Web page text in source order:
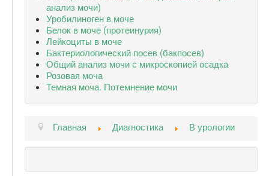
анализ мочи)
Уробилиноген в моче
Белок в моче (протеинурия)
Лейкоциты в моче
Бактериологический посев (бакпосев)
Общий анализ мочи с микроскопией осадка
Розовая моча
Темная моча. Потемнение мочи
Главная Диагностика В урологии